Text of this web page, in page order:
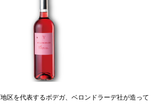
区を代表するボデガ、ベロンドラーデ社が造って